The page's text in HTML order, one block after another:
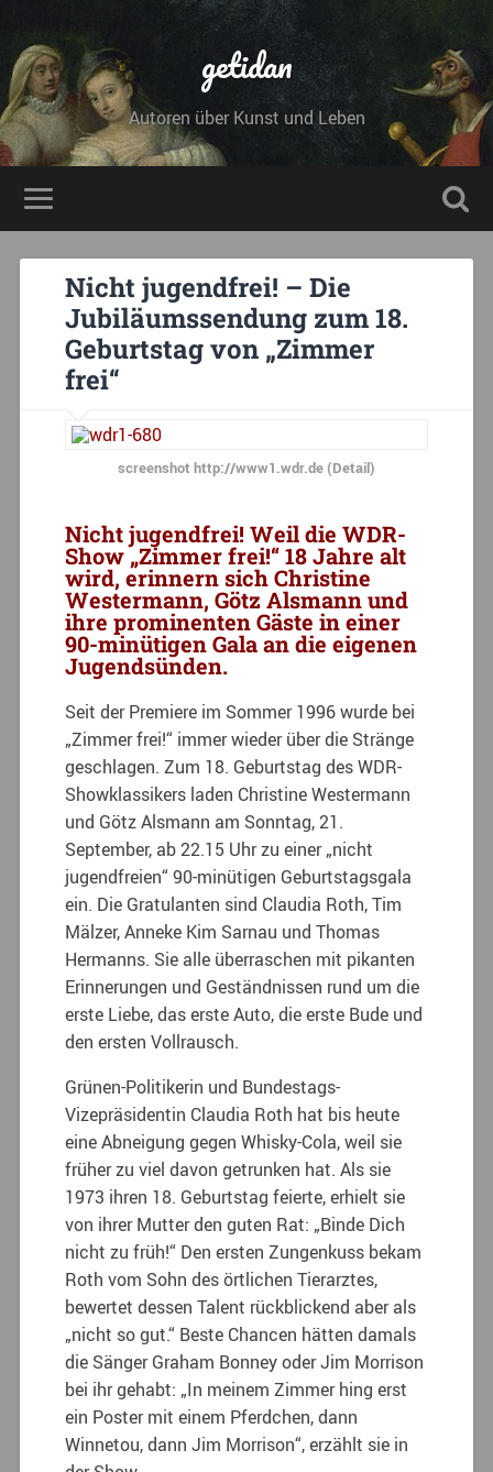
getidan
Autoren über Kunst und Leben
Nicht jugendfrei! – Die
Jubiläumssendung zum 18.
Geburtstag von „Zimmer
frei“
screenshot http://www1.wdr.de (Detail)
Nicht jugendfrei! Weil die WDR-
Show „Zimmer frei!“ 18 Jahre alt
wird, erinnern sich Christine
Westermann, Götz Alsmann und
ihre prominenten Gäste in einer
90-minütigen Gala an die eigenen
Jugendsünden.
Seit der Premiere im Sommer 1996 wurde bei
„Zimmer frei!“ immer wieder über die Stränge
geschlagen. Zum 18. Geburtstag des WDR-
Showklassikers laden Christine Westermann
und Götz Alsmann am Sonntag, 21.
September, ab 22.15 Uhr zu einer „nicht
jugendfreien“ 90-minütigen Geburtstagsgala
ein. Die Gratulanten sind Claudia Roth, Tim
Mälzer, Anneke Kim Sarnau und Thomas
Hermanns. Sie alle überraschen mit pikanten
Erinnerungen und Geständnissen rund um die
erste Liebe, das erste Auto, die erste Bude und
den ersten Vollrausch.
Grünen-Politikerin und Bundestags-
Vizepräsidentin Claudia Roth hat bis heute
eine Abneigung gegen Whisky-Cola, weil sie
früher zu viel davon getrunken hat. Als sie
1973 ihren 18. Geburtstag feierte, erhielt sie
von ihrer Mutter den guten Rat: „Binde Dich
nicht zu früh!“ Den ersten Zungenkuss bekam
Roth vom Sohn des örtlichen Tierarztes,
bewertet dessen Talent rückblickend aber als
„nicht so gut.“ Beste Chancen hätten damals
die Sänger Graham Bonney oder Jim Morrison
bei ihr gehabt: „In meinem Zimmer hing erst
ein Poster mit einem Pferdchen, dann
Winnetou, dann Jim Morrison“, erzählt sie in